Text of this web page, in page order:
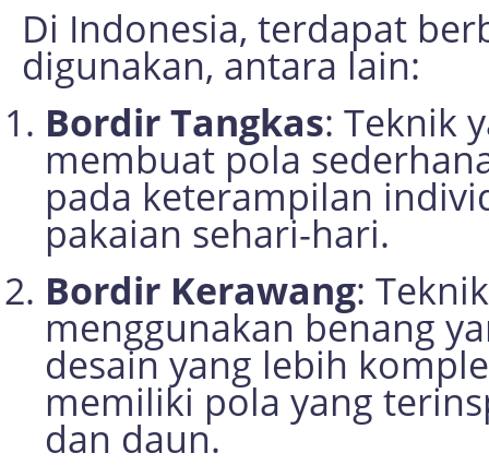
Di Indonesia, terdapat
digunakan, antara lain:
Bordir Tangkas: Teknik
membuat pola
pada keterampilan
pakaian sehari-hari.
Bordir Kerawang:
menggunakan benang
desain yang lebih
memiliki pola yang
dan daun.